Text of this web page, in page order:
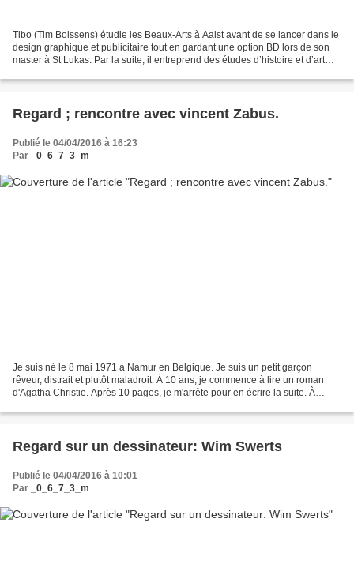
Tibo (Tim Bolssens) étudie les Beaux-Arts à Aalst avant de se lancer dans le
design graphique et publicitaire tout en gardant une option BD lors de son
master à St Lukas. Par la suite, il entreprend des études d’histoire et d’art
Regard ; rencontre avec vincent Zabus.
Publié le 04/04/2016 à 16:23
Par
_0_6_7_3_m
Je suis né le 8 mai 1971 à Namur en Belgique. Je suis un petit garçon
rêveur, distrait et plutôt maladroit. À 10 ans, je commence à lire un roman
d'Agatha Christie. Après 10 pages, je m'arrête pour en écrire la suite. À
Regard sur un dessinateur: Wim Swerts
Publié le 04/04/2016 à 10:01
Par
_0_6_7_3_m